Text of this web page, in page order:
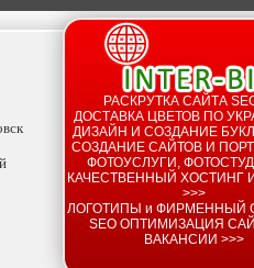
РАСКРУТКА САЙТА
ДОСТАВКА ЦВЕТОВ ПО
ДИЗАЙН И СОЗДАНИЕ
СОЗДАНИЕ САЙТОВ И
ФОТОУСЛУГИ,
КАЧЕСТВЕННЫЙ ХОСТИНГ
>>>
ЛОГОТИПЫ и ФИРМЕННЫЙ
SEO ОПТИМИЗАЦИЯ
ВАКАНСИИ >>>